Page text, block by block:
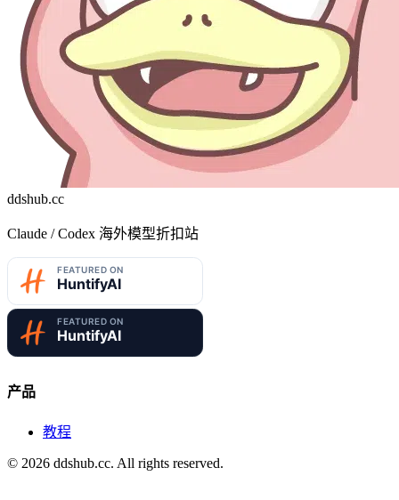
ddshub.cc
Claude / Codex 海外模型折扣站
产品
教程
© 2026 ddshub.cc. All rights reserved.